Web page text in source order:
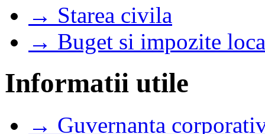
→ Starea civila
→ Buget si impozite
Informatii utile
→ Guvernanta